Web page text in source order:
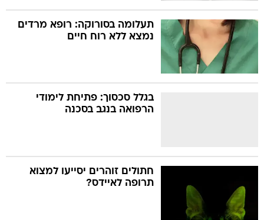
תעלומה בסורוקה: רופא מרדים
נמצא ללא רוח חיים
בגלל סכסוך: פתיחת לימודי
הרפואה בנגב בסכנה
חתולים זוהרים יסייעו למצוא
תרופה לאיידס?